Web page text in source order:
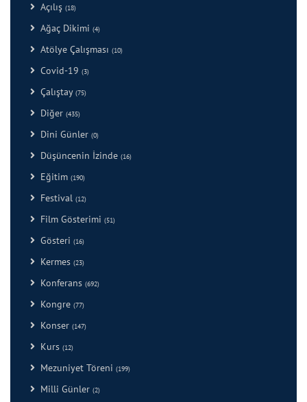
Açılış (18)
Ağaç Dikimi (4)
Atölye Çalışması (10)
Covid-19 (3)
Çalıştay (75)
Diğer (435)
Dini Günler (0)
Düşüncenin İzinde (16)
Eğitim (190)
Festival (12)
Film Gösterimi (51)
Gösteri (16)
Kermes (23)
Konferans (692)
Kongre (77)
Konser (147)
Kurs (12)
Mezuniyet Töreni (199)
Milli Günler (2)